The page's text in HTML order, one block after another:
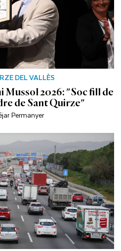
DEL VALLÈS
Mussol 2026: "Soc fill de
de Sant Quirze"
Permanyer